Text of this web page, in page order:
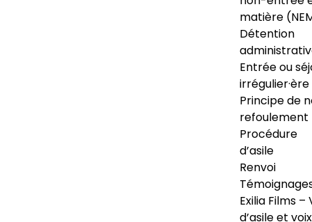
matière
Détention
Entrée ou
irrégulier·ère
Principe de
refoulement
Procédure
d’asile
Renvoi
Exilia Films –
d’asile et voix